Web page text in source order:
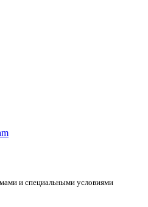
и специальными условиями